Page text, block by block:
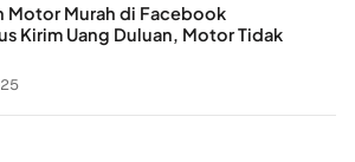
Motor Murah di Facebook
Kirim Uang Duluan, Motor Tidak